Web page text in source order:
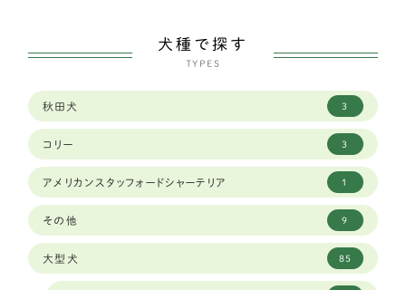
犬種で探す
TYPES
秋田犬 3
コリー 3
アメリカンスタッフォードシャーテリア 1
その他 9
大型犬 85